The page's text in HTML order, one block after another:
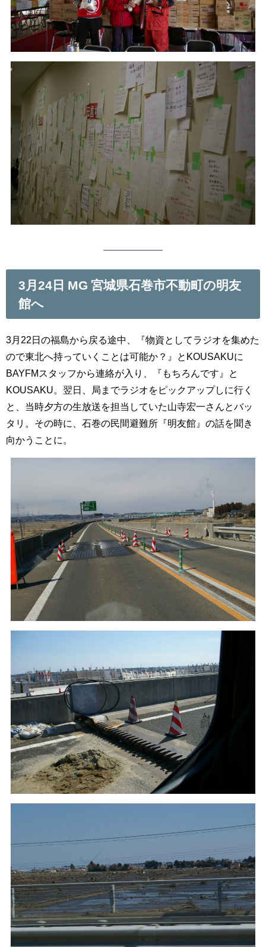
3月24日 MG 宮城県石巻市不動町の明友
館へ
3月22日の福島から戻る途中、『物資としてラジオを集めた
ので東北へ持っていくことは可能か？』とKOUSAKUに
BAYFMスタッフから連絡が入り、『もちろんです』と
KOUSAKU。翌日、局までラジオをピックアップしに行く
と、当時夕方の生放送を担当していた山寺宏一さんとバッ
タリ。その時に、石巻の民間避難所『明友館』の話を聞き
向かうことに。